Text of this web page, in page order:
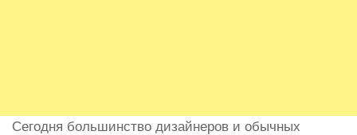
Сегодня большинство дизайнеров и обычных